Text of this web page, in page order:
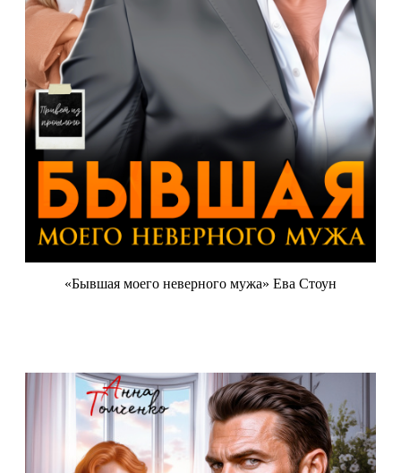
«Бывшая моего неверного мужа» Ева Стоун